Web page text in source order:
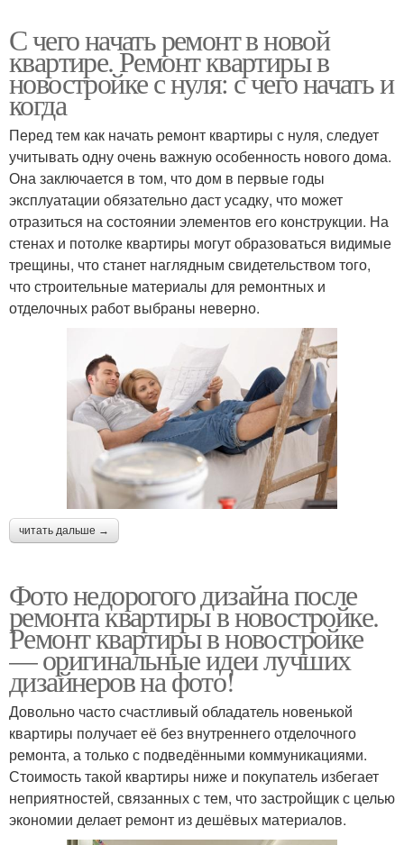
С чего начать ремонт в новой
квартире. Ремонт квартиры в
новостройке с нуля: с чего начать и
когда
Перед тем как начать ремонт квартиры с нуля, следует
учитывать одну очень важную особенность нового дома.
Она заключается в том, что дом в первые годы
эксплуатации обязательно даст усадку, что может
отразиться на состоянии элементов его конструкции. На
стенах и потолке квартиры могут образоваться видимые
трещины, что станет наглядным свидетельством того,
что строительные материалы для ремонтных и
отделочных работ выбраны неверно.
читать дальше →
Фото недорогого дизайна после
ремонта квартиры в новостройке.
Ремонт квартиры в новостройке
— оригинальные идеи лучших
дизайнеров на фото!
Довольно часто счастливый обладатель новенькой
квартиры получает её без внутреннего отделочного
ремонта, а только с подведёнными коммуникациями.
Стоимость такой квартиры ниже и покупатель избегает
неприятностей, связанных с тем, что застройщик с целью
экономии делает ремонт из дешёвых материалов.